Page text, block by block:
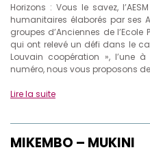
Horizons : Vous le savez,
humanitaires élaborés par ses
groupes d’Anciennes de
qui ont relevé un défi dans le
Louvain coopération », l’une
numéro, nous vous proposons
Lire la suite
MIKEMBO – MUKINI